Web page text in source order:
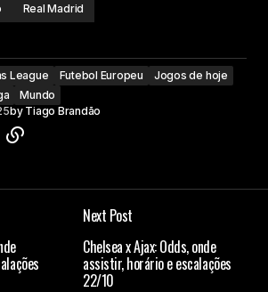
Real Madrid
League Futebol Europeu
Jogos de hoje
Mundo
by Tiago Brandão
Next Post
Chelsea x Ajax: Odds, onde
assistir, horário e escalações
22/10